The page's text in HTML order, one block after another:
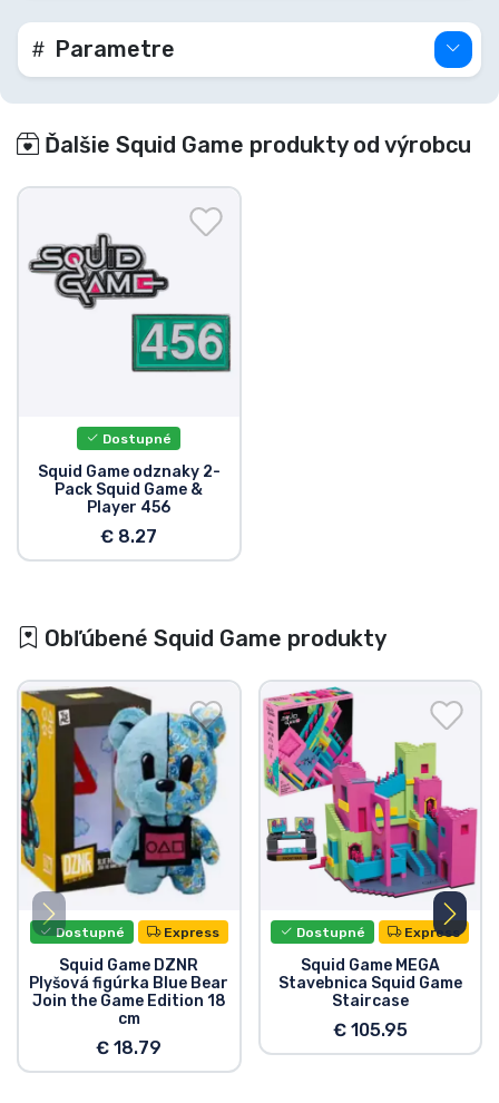
Parametre
Ďalšie Squid Game produkty od výrobcu
Dostupné
Squid Game odznaky 2-
Pack Squid Game &
Player 456
€ 8.27
Obľúbené Squid Game produkty
Dostupné Express
Squid Game DZNR
Plyšová figúrka Blue Bear
Join the Game Edition 18
cm
€ 18.79
Dostupné Express
Squid Game MEGA
Stavebnica Squid Game
Staircase
€ 105.95